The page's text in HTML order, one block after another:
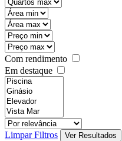
Com rendimento
Em destaque
Limpar Filtros Ver Resultados